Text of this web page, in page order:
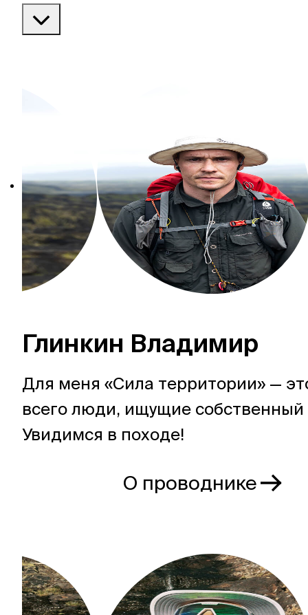
тянуло исследовать всё вокруг.
Глинкин Владимир
Для меня «Сила территории» —
всего люди, ищущие собственный
Увидимся в походе!
О проводнике